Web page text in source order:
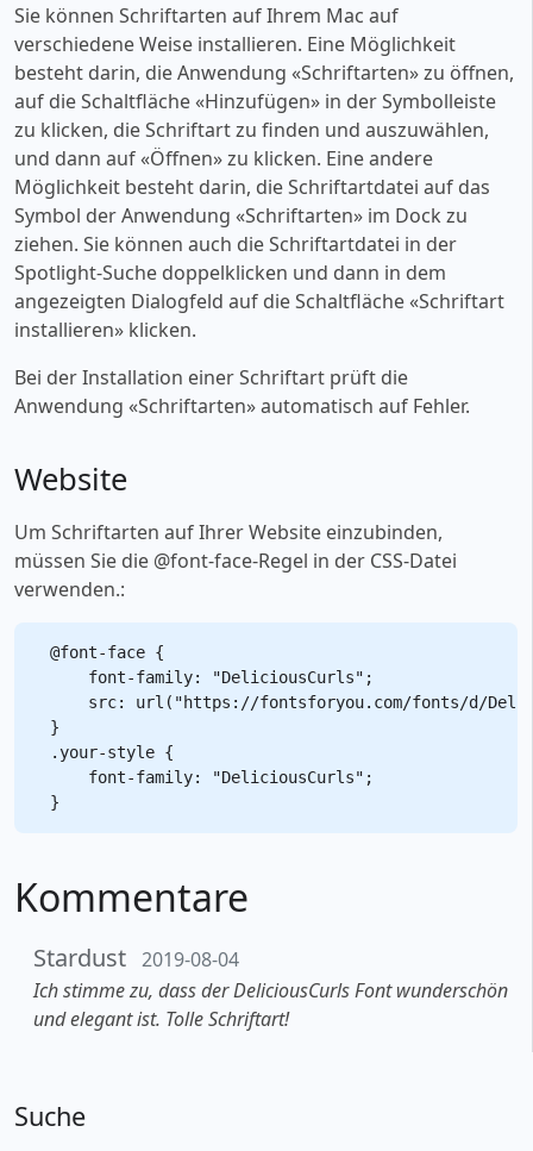
Sie können Schriftarten auf Ihrem Mac auf
verschiedene Weise installieren. Eine Möglichkeit
besteht darin, die Anwendung «‎Schriftarten» zu öffnen,
auf die Schaltfläche «‎Hinzufügen» in der Symbolleiste
zu klicken, die Schriftart zu finden und auszuwählen,
und dann auf «‎Öffnen» zu klicken. Eine andere
Möglichkeit besteht darin, die Schriftartdatei auf das
Symbol der Anwendung «‎Schriftarten» im Dock zu
ziehen. Sie können auch die Schriftartdatei in der
Spotlight-Suche doppelklicken und dann in dem
angezeigten Dialogfeld auf die Schaltfläche «‎Schriftart
installieren» klicken.
Bei der Installation einer Schriftart prüft die
Anwendung «‎Schriftarten» automatisch auf Fehler.
Website
Um Schriftarten auf Ihrer Website einzubinden,
müssen Sie die @font-face-Regel in der CSS-Datei
verwenden.:
@font-face {
    font-family: "DeliciousCurls";
src: url("https://fontsforyou.com/fonts/d/
}
.your-style {
    font-family: "DeliciousCurls";
Kommentare
Stardust 2019-08-04
Ich stimme zu, dass der DeliciousCurls Font wunderschön
und elegant ist. Tolle Schriftart!
Suche